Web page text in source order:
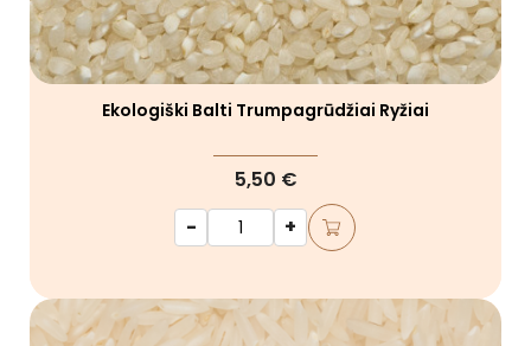
Ekologiški Balti Trumpagrūdžiai Ryžiai
5,50 €
-
+